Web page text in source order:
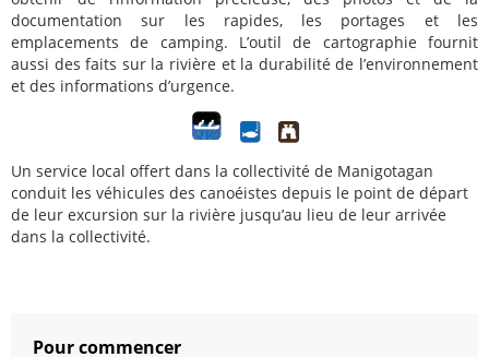
documentation sur les rapides, les portages et les
emplacements de camping. L’outil de cartographie fournit
aussi des faits sur la rivière et la durabilité de l’environnement
et des informations d’urgence.
Un service local offert dans la collectivité de Manigotagan
conduit les véhicules des canoéistes depuis le point de départ
de leur excursion sur la rivière jusqu’au lieu de leur arrivée
dans la collectivité.
Pour commencer